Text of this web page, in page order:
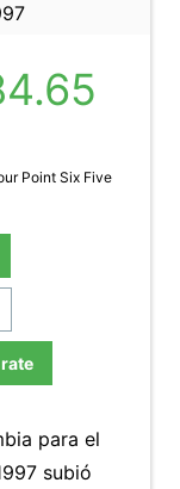
Point Six Five
para el
subió